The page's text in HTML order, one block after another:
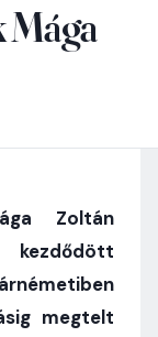
Zoltán
kezdődött
megtelt